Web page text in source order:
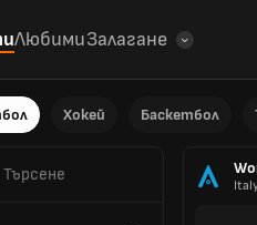
ЛюбимиЗалагане
Хокей Баскетбол